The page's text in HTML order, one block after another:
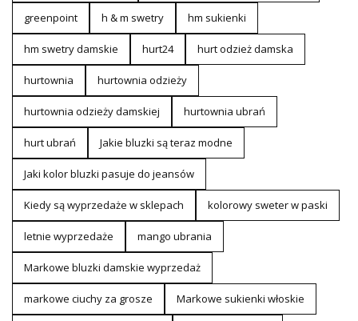
greenpoint h & m swetry hm sukienki
hm swetry damskie hurt24 hurt odzież damska
hurtownia hurtownia odzieży
hurtownia odzieży damskiej hurtownia ubrań
hurt ubrań Jakie bluzki są teraz modne
Jaki kolor bluzki pasuje do jeansów
Kiedy są wyprzedaże w sklepach kolorowy sweter w paski
letnie wyprzedaże mango ubrania
Markowe bluzki damskie wyprzedaż
markowe ciuchy za grosze Markowe sukienki włoskie